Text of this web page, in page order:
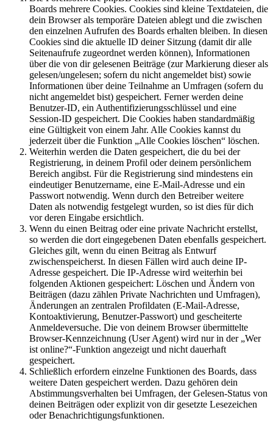
Boards mehrere Cookies. Cookies sind kleine Textdateien, die
dein Browser als temporäre Dateien ablegt und die zwischen
den einzelnen Aufrufen des Boards erhalten bleiben. In diesen
Cookies sind die aktuelle ID deiner Sitzung (damit dir alle
Seitenaufrufe zugeordnet werden können), Informationen
über die von dir gelesenen Beiträge (zur Markierung dieser als
gelesen/ungelesen; sofern du nicht angemeldet bist) sowie
Informationen über deine Teilnahme an Umfragen (sofern du
nicht angemeldet bist) gespeichert. Ferner werden deine
Benutzer-ID, ein Authentifizierungsschlüssel und eine
Session-ID gespeichert. Die Cookies haben standardmäßig
eine Gültigkeit von einem Jahr. Alle Cookies kannst du
jederzeit über die Funktion „Alle Cookies löschen“ löschen.
Weiterhin werden die Daten gespeichert, die du bei der
Registrierung, in deinem Profil oder deinem persönlichem
Bereich angibst. Für die Registrierung sind mindestens ein
eindeutiger Benutzername, eine E-Mail-Adresse und ein
Passwort notwendig. Wenn durch den Betreiber weitere
Daten als notwendig festgelegt wurden, so ist dies für dich
vor deren Eingabe ersichtlich.
Wenn du einen Beitrag oder eine private Nachricht erstellst,
so werden die dort eingegebenen Daten ebenfalls gespeichert.
Gleiches gilt, wenn du einen Beitrag als Entwurf
zwischenspeicherst. In diesen Fällen wird auch deine IP-
Adresse gespeichert. Die IP-Adresse wird weiterhin bei
folgenden Aktionen gespeichert: Löschen und Ändern von
Beiträgen (dazu zählen Private Nachrichten und Umfragen),
Änderungen an zentralen Profildaten (E-Mail-Adresse,
Kontoaktivierung, Benutzer-Passwort) und gescheiterte
Anmeldeversuche. Die von deinem Browser übermittelte
Browser-Kennzeichnung (User Agent) wird nur in der „Wer
ist online?“-Funktion angezeigt und nicht dauerhaft
gespeichert.
Schließlich erfordern einzelne Funktionen des Boards, dass
weitere Daten gespeichert werden. Dazu gehören dein
Abstimmungsverhalten bei Umfragen, der Gelesen-Status von
deinen Beiträgen oder explizit von dir gesetzte Lesezeichen
oder Benachrichtigungsfunktionen.